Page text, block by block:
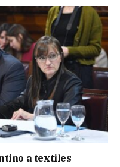
a textiles